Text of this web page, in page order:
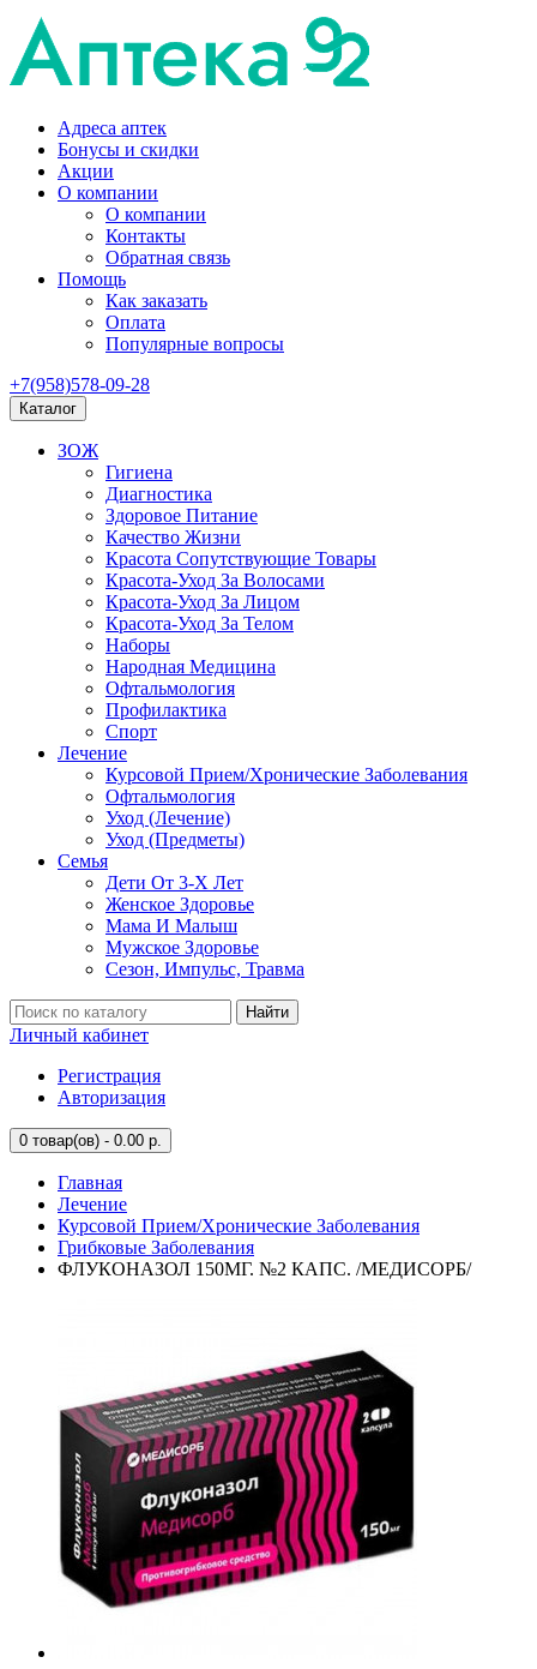
Адреса аптек
Бонусы и скидки
Акции
О компании
О компании
Контакты
Обратная связь
Помощь
Как заказать
Оплата
Популярные вопросы
+7(958)578-09-28
Каталог
ЗОЖ
Гигиена
Диагностика
Здоровое Питание
Качество Жизни
Красота Сопутствующие Товары
Красота-Уход За Волосами
Красота-Уход За Лицом
Красота-Уход За Телом
Наборы
Народная Медицина
Офтальмология
Профилактика
Спорт
Лечение
Курсовой Прием/Хронические Заболевания
Офтальмология
Уход (Лечение)
Уход (Предметы)
Семья
Дети От 3-Х Лет
Женское Здоровье
Мама И Малыш
Мужское Здоровье
Сезон, Импульс, Травма
Найти
Личный кабинет
Регистрация
Авторизация
0 товар(ов) - 0.00 р.
Главная
Лечение
Курсовой Прием/Хронические Заболевания
Грибковые Заболевания
ФЛУКОНАЗОЛ 150МГ. №2 КАПС. /МЕДИСОРБ/